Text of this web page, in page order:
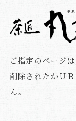
ご指定のページ
削除されたかＵ
ん。